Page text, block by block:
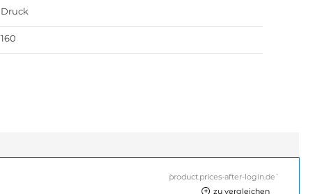
Druck
160
`product.prices-after-login.de`
zu vergleichen